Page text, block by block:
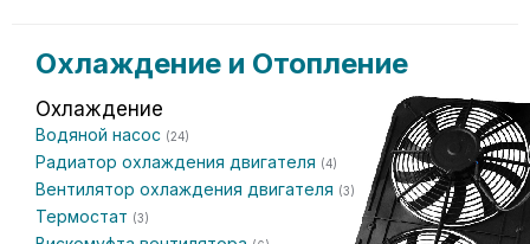
Охлаждение и Отопление
Охлаждение
Водяной насос (24)
Радиатор охлаждения двигателя (4)
Вентилятор охлаждения двигателя (3)
Термостат (3)